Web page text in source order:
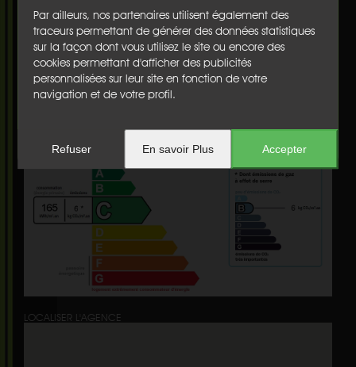
Par ailleurs, nos partenaires utilisent également des
traceurs permettant de générer des données statistiques
sur la façon dont vous utilisez le site ou encore des
cookies permettant d'afficher des publicités
personnalisées sur leur site en fonction de votre
navigation et de votre profil.
Refuser En savoir Plus Accepter
Balcon(s) : non
Cave : non
Garage :non
Nbre de parking :1
Chauffage :individuel
Etage :2
Diagnostics
LOCALISER L'AGENCE